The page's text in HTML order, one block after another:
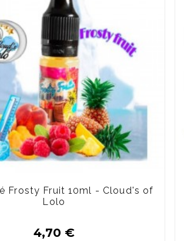
Frosty Fruit 10ml - Cloud's of
Lolo
4,70 €